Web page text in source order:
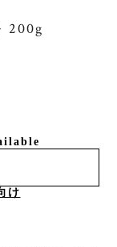
200g
け